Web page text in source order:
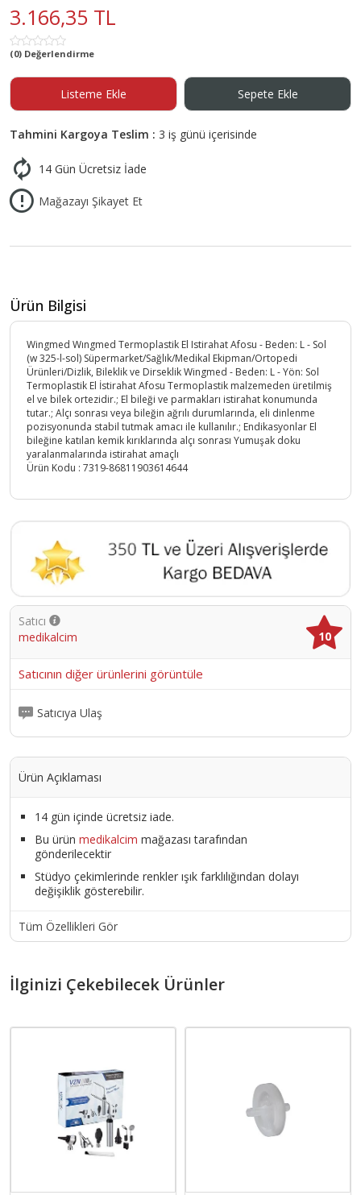
3.166,35 TL
(0) Değerlendirme
Listeme Ekle Sepete Ekle
Tahmini Kargoya Teslim : 3 iş günü içerisinde
14 Gün Ücretsiz İade
Mağazayı Şikayet Et
Ürün Bilgisi
Wingmed Wıngmed Termoplastik El Istirahat Afosu - Beden: L - Sol
(w 325-l-sol) Süpermarket/Sağlık/Medikal Ekipman/Ortopedi
Ürünleri/Dizlik, Bileklik ve Dirseklik Wingmed - Beden: L - Yön: Sol
Termoplastik El İstirahat Afosu Termoplastik malzemeden üretilmiş
el ve bilek ortezidir.; El bileği ve parmakları istirahat konumunda
tutar.; Alçı sonrası veya bileğin ağrılı durumlarında, eli dinlenme
pozisyonunda stabil tutmak amacı ile kullanılır.; Endikasyonlar El
bileğine katılan kemik kırıklarında alçı sonrası Yumuşak doku
yaralanmalarında istirahat amaçlı
Ürün Kodu : 7319-86811903614644
Satıcı
medikalcim
10
Satıcının diğer ürünlerini görüntüle
Satıcıya Ulaş
Ürün Açıklaması
14 gün içinde ücretsiz iade.
Bu ürün medikalcim mağazası tarafından
gönderilecektir
Stüdyo çekimlerinde renkler ışık farklılığından dolayı
değişiklik gösterebilir.
Tüm Özellikleri Gör
İlginizi Çekebilecek Ürünler